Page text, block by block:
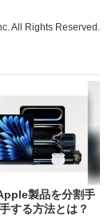
All Rights Reserved.
製品を分割手
する方法とは？